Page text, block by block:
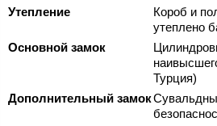
Утепление
Короб и
утеплено
Основной замок
Турция)
Дополнительный замок